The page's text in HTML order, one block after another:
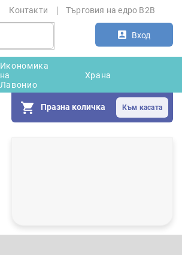
Контакти Търговия на едро B2B
Вход
Празна количка
Икономика
на
Лавонио
Храна
и